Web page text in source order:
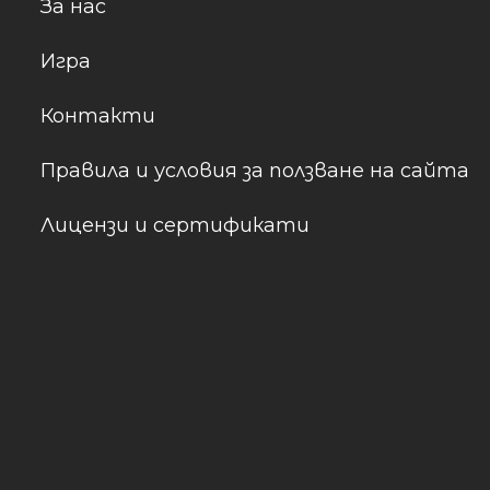
За нас
Игра
Контакти
Правила и условия за ползване на сайта
Лицензи и сертификати